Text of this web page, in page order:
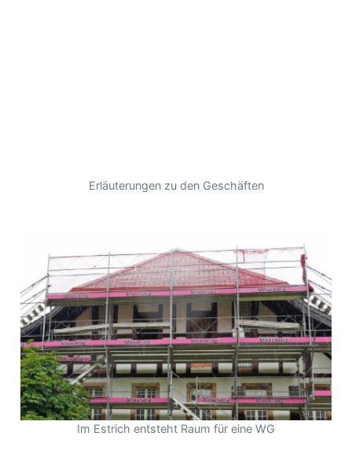
Erläuterungen zu den Geschäften
Im Estrich entsteht Raum für eine WG